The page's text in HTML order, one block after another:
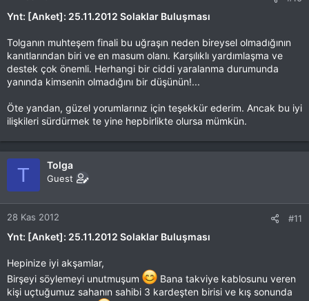
Ynt: [Anket]: 25.11.2012 Solaklar Buluşması
Tolganın muhteşem finali bu uğraşın neden bireysel olmadığının
kanıtlarından biri ve en masum olanı. Karşılıklı yardımlaşma ve
destek çok önemli. Herhangi bir ciddi yaralanma durumunda
yanında kimsenin olmadığını bir düşünün!...
Öte yandan, güzel yorumlarınız için teşekkür ederim. Ancak bu iyi
ilişkileri sürdürmek te yine hepbirlikte olursa mümkün.
T Tolga
Guest
28 Kas 2012 #11
Ynt: [Anket]: 25.11.2012 Solaklar Buluşması
Hepinize iyi akşamlar,
Birşeyi söylemeyi unutmuşum
Bana takviye kablosunu veren
kişi uçtuğumuz sahanın sahibi 3 kardeşten birisi ve kış sonunda